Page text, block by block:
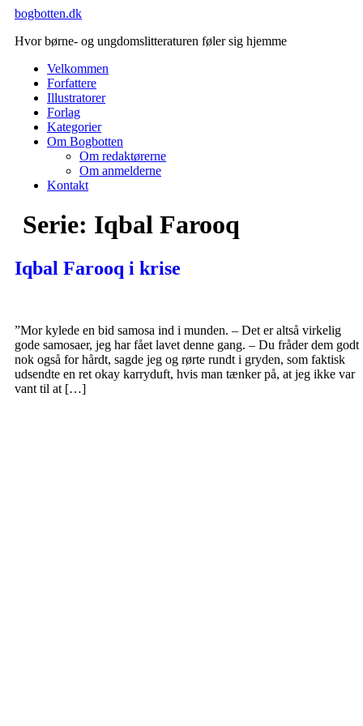
Videre
indhold
bogbotten.dk
Hvor børne- og ungdomslitteraturen føler sig hjemme
Velkommen
Forfattere
Illustratorer
Forlag
Kategorier
Om Bogbotten
Om redaktørerne
Om anmelderne
Kontakt
Serie: Iqbal Farooq
Iqbal Farooq i krise
”Mor kylede en bid samosa ind i munden. – Det er altså virkelig
gode samosaer, jeg har fået lavet denne gang. – Du fråder dem godt
nok også for hårdt, sagde jeg og rørte rundt i gryden, som faktisk
udsendte en ret okay karryduft, hvis man tænker på, at jeg ikke var
vant til at […]